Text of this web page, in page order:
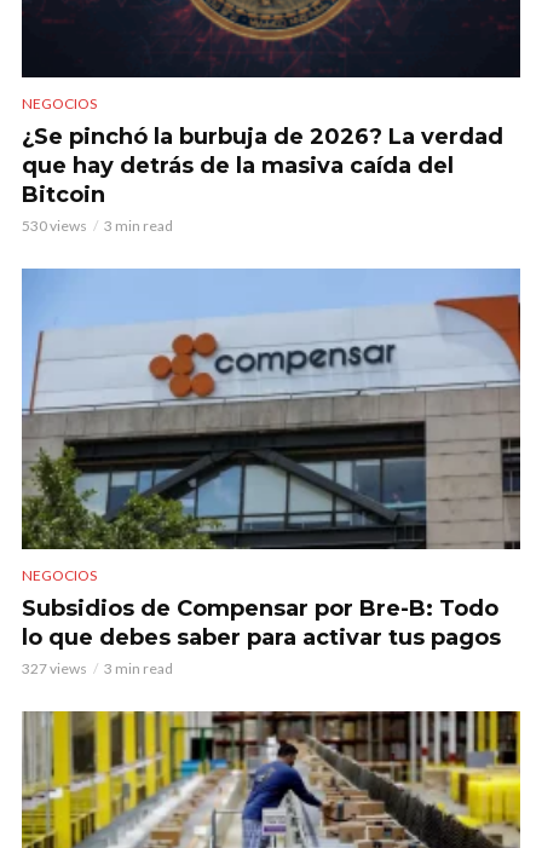
NEGOCIOS
¿Se pinchó la burbuja de 2026? La verdad
que hay detrás de la masiva caída del
Bitcoin
530 views 3 min read
NEGOCIOS
Subsidios de Compensar por Bre-B: Todo
lo que debes saber para activar tus pagos
327 views 3 min read